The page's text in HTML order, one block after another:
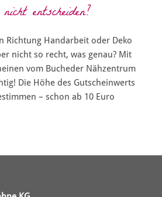
entscheiden?
Richtung Handarbeit oder Deko
nicht so recht, was genau? Mit
vom Bucheder Nähzentrum
Die Höhe des Gutscheinwerts
– schon ab 10 Euro